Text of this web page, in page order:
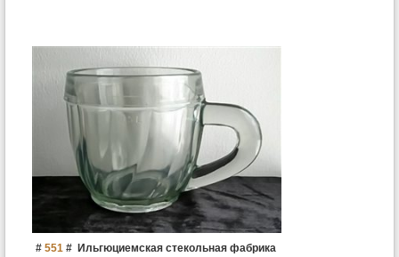
# 551#
Ильгюциемская стекольная фабрика